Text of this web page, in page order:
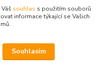
souhlas s použitím souborů
informace týkající se Vašich
Souhlasím